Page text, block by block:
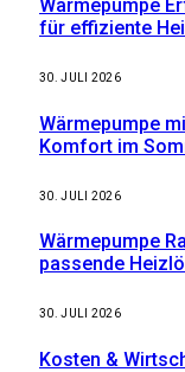
Wärmepumpe
für effiziente
30. JULI 2026
Wärmepumpe
Komfort im
30. JULI 2026
Wärmepumpe
passende
30. JULI 2026
Kosten &